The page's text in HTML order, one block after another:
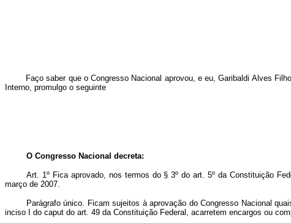
Faço saber que o Congresso Nacional aprovou, e eu, Garibaldi Alves
Interno, promulgo o seguinte
O Congresso Nacional decreta:
Art. 1º Fica aprovado, nos termos do § 3º do art. 5º da Constituição
março de 2007.
Parágrafo único. Ficam sujeitos à aprovação do Congresso Nacional
inciso I do caput do art. 49 da Constituição Federal, acarretem encargos ou